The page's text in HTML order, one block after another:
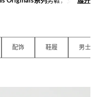
Adidas品牌鞋款能踏上成
动服装风格，不仅受运动员的
Smith，Superstar和
的最新运动休闲风的
行趋势。
配饰 鞋履 男士